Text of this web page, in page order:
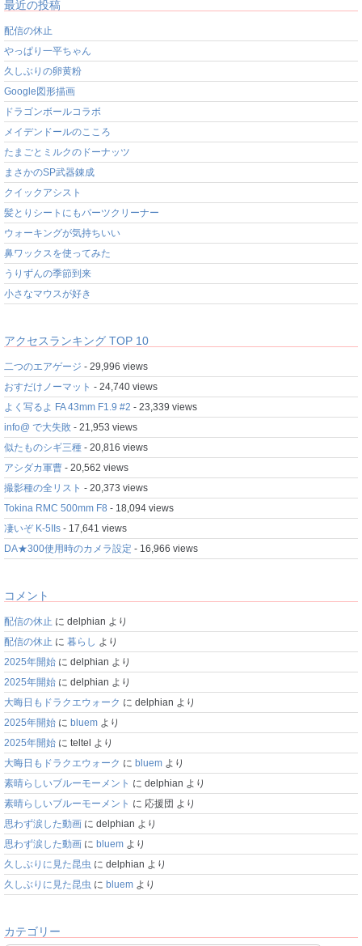
最近の投稿
配信の休止
やっぱり一平ちゃん
久しぶりの卵黄粉
Google図形描画
ドラゴンボールコラボ
メイデンドールのこころ
たまごとミルクのドーナッツ
まさかのSP武器錬成
クイックアシスト
髪とりシートにもパーツクリーナー
ウォーキングが気持ちいい
鼻ワックスを使ってみた
うりずんの季節到来
小さなマウスが好き
アクセスランキング TOP 10
二つのエアゲージ - 29,996 views
おすだけノーマット - 24,740 views
よく写るよ FA 43mm F1.9 #2 - 23,339 views
info@ で大失敗 - 21,953 views
似たものシギ三種 - 20,816 views
アシダカ軍曹 - 20,562 views
撮影種の全リスト - 20,373 views
Tokina RMC 500mm F8 - 18,094 views
凄いぞ K-5IIs - 17,641 views
DA★300使用時のカメラ設定 - 16,966 views
コメント
配信の休止 に delphian より
配信の休止 に 暮らし より
2025年開始 に delphian より
2025年開始 に delphian より
大晦日もドラクエウォーク に delphian より
2025年開始 に bluem より
2025年開始 に teltel より
大晦日もドラクエウォーク に bluem より
素晴らしいブルーモーメント に delphian より
素晴らしいブルーモーメント に 応援団 より
思わず涙した動画 に delphian より
思わず涙した動画 に bluem より
久しぶりに見た昆虫 に delphian より
久しぶりに見た昆虫 に bluem より
カテゴリー